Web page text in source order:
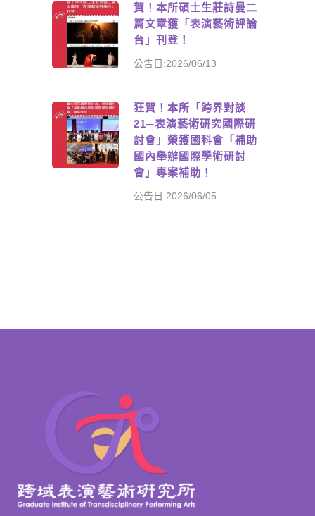
賀！本所碩士生莊詩曼二
篇文章獲「表演藝術評論
台」刊登！
公告日:2026/06/13
狂賀！本所「跨界對談
21─表演藝術研究國際研
討會」榮獲國科會「補助
國內舉辦國際學術研討
會」專案補助！
公告日:2026/06/05